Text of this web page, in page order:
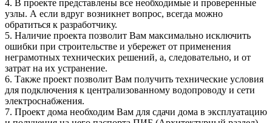
4. В проекте представлены все необходимые и проверенные
узлы. А если вдруг возникнет вопрос, всегда можно
обратиться к разработчику.
5. Наличие проекта позволит Вам максимально исключить
ошибки при строительстве и убережет от применения
неграмотных технических решений, а, следовательно, и от
затрат на их устранение.
6. Также проект позволит Вам получить технические условия
для подключения к централизованному водопроводу и сети
электроснабжения.
7. Проект дома необходим Вам для сдачи дома в эксплуатацию